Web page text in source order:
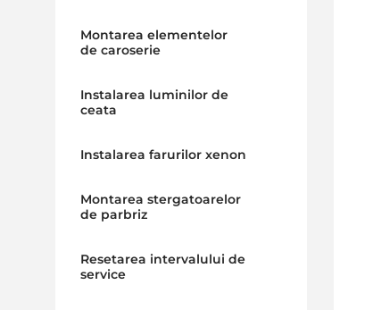
Montarea elementelor
de caroserie
Instalarea luminilor de
ceata
Instalarea farurilor xenon
Montarea stergatoarelor
de parbriz
Resetarea intervalului de
service